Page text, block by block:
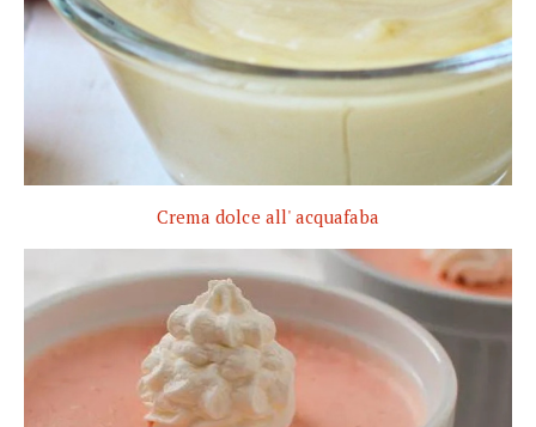
Crema dolce all' acquafaba